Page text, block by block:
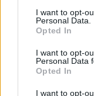
I want to opt-
Personal Data.
Opted In
I want to opt-
Personal Data
Opted In
I want to opt-
Џаред
соработници на
ги изложи
Појасот Газа,
реализација на
Тој истакна